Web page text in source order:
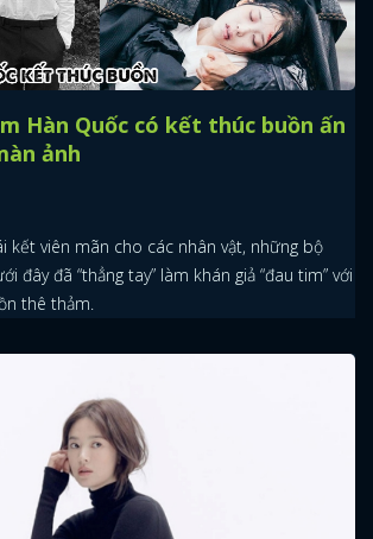
Hàn Quốc có kết thúc buồn ấn
ảnh
kết viên mãn cho các nhân vật, những bộ
đây đã “thẳng tay” làm khán giả “đau tim” với
thê thảm.